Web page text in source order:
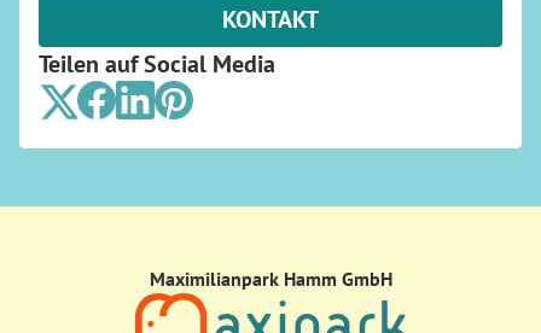
KONTAKT
Teilen auf Social Media
Maximilianpark Hamm GmbH